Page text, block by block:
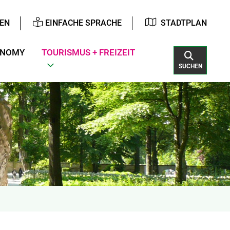
EINFACHE SPRACHE STADTPLAN
TOURISMUS + FREIZEIT
SUCHEN